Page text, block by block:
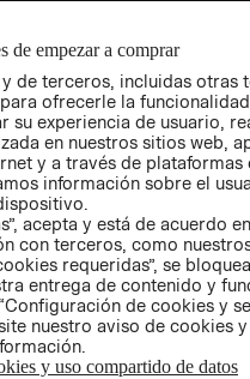
CONDICIONES
AVISO DE
PRIVACIDAD
GIFT CARD
AVISO DE
COOKIES
de empezar a comprar
de terceros, incluidas otras
ofrecerle la
su experiencia de usuario,
en nuestros sitios web,
y a través de plataformas
información sobre el
acepta y está de acuerdo
con terceros, como
requeridas”, se
entrega de contenido y
de cookies y
nuestro aviso de cookies
y uso compartido de datos